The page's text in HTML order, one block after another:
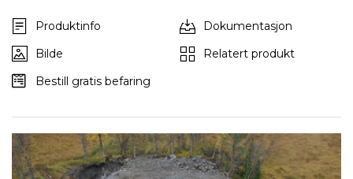
Produktinfo
Dokumentasjon
Bilde
Relatert produkt
Bestill gratis befaring